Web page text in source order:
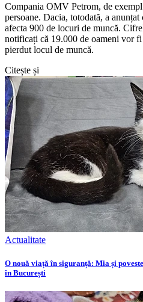
Compania OMV Petrom, de
persoane. Dacia, totodată, a
afecta 900 de locuri de muncă.
notificați că 19.000 de oameni vor
pierdut locul de muncă.
Citește și
Actualitate
O nouă viață în siguranță: Mia și
în București